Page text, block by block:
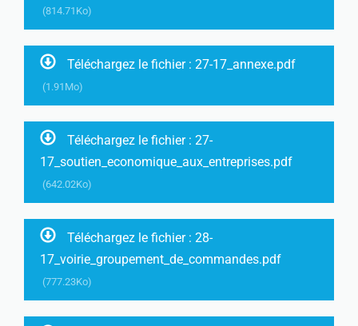
(814.71Ko)
Téléchargez le fichier : 27-17_annexe.pdf
(1.91Mo)
Téléchargez le fichier : 27-
17_soutien_economique_aux_entreprises.pdf
(642.02Ko)
Téléchargez le fichier : 28-
17_voirie_groupement_de_commandes.pdf
(777.23Ko)